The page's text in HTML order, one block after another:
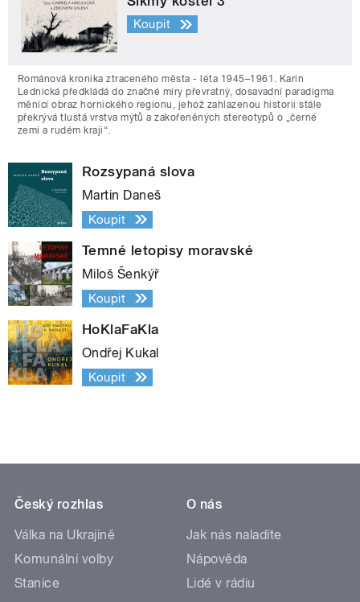
Koupit
Románová kronika ztraceného města - léta 1945–1961. Karin
Lednická předkládá do značné míry převratný, dosavadní paradigma
měnící obraz hornického regionu, jehož zahlazenou historii stále
překrývá tlustá vrstva mýtů a zakořeněných stereotypů o „černé
zemi a rudém kraji“.
Rozsypaná slova
Martin Daneš
Koupit
Temné letopisy moravské
Miloš Šenkýř
Koupit
HoKlaFaKla
Ondřej Kukal
Koupit
Český rozhlas
Válka na Ukrajině
Komunální volby
Stanice
O nás
Jak nás naladíte
Nápověda
Lidé v rádiu